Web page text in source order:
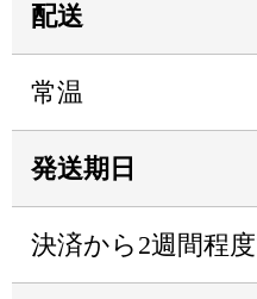
配送
常温
発送期日
決済から2週間程